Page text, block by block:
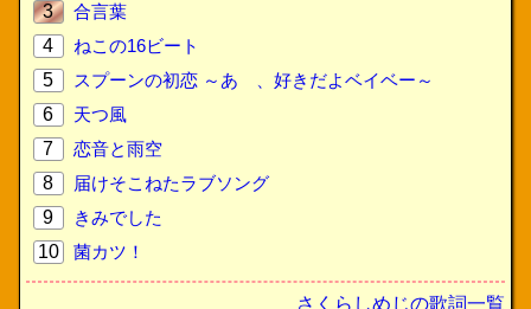
3
合言葉
4
ねこの16ビート
5
スプーンの初恋 ～あゝ、好きだよベイベー～
6
天つ風
7
恋音と雨空
8
届けそこねたラブソング
9
きみでした
10
菌カツ！
さくらしめじの歌詞一覧